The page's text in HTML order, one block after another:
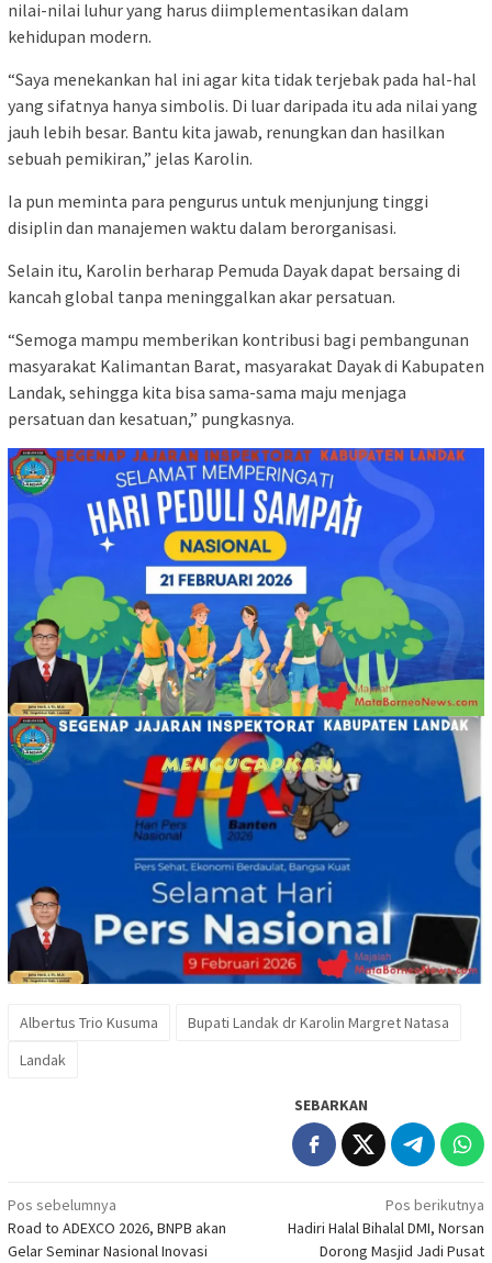
nilai-nilai luhur yang harus diimplementasikan dalam
kehidupan modern.
“Saya menekankan hal ini agar kita tidak terjebak pada hal-hal
yang sifatnya hanya simbolis. Di luar daripada itu ada nilai yang
jauh lebih besar. Bantu kita jawab, renungkan dan hasilkan
sebuah pemikiran,” jelas Karolin.
Ia pun meminta para pengurus untuk menjunjung tinggi
disiplin dan manajemen waktu dalam berorganisasi.
Selain itu, Karolin berharap Pemuda Dayak dapat bersaing di
kancah global tanpa meninggalkan akar persatuan.
“Semoga mampu memberikan kontribusi bagi pembangunan
masyarakat Kalimantan Barat, masyarakat Dayak di Kabupaten
Landak, sehingga kita bisa sama-sama maju menjaga
persatuan dan kesatuan,” pungkasnya.
Albertus Trio Kusuma
Bupati Landak dr Karolin Margret Natasa
Landak
SEBARKAN
Navigasi
pos
Pos sebelumnya
Road to ADEXCO 2026, BNPB akan
Gelar Seminar Nasional Inovasi
Pos berikutnya
Hadiri Halal Bihalal DMI, Norsan
Dorong Masjid Jadi Pusat